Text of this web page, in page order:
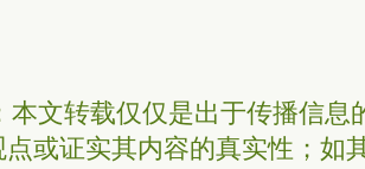
本文转载仅仅是出于传播信息
或证实其内容的真实性；如